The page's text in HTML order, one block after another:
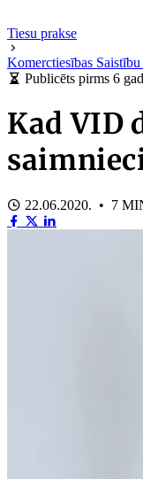
Tiesu prakse
Komerctiesības
Publicēts pirms 6
Kad VID
22.06.2020. • 7